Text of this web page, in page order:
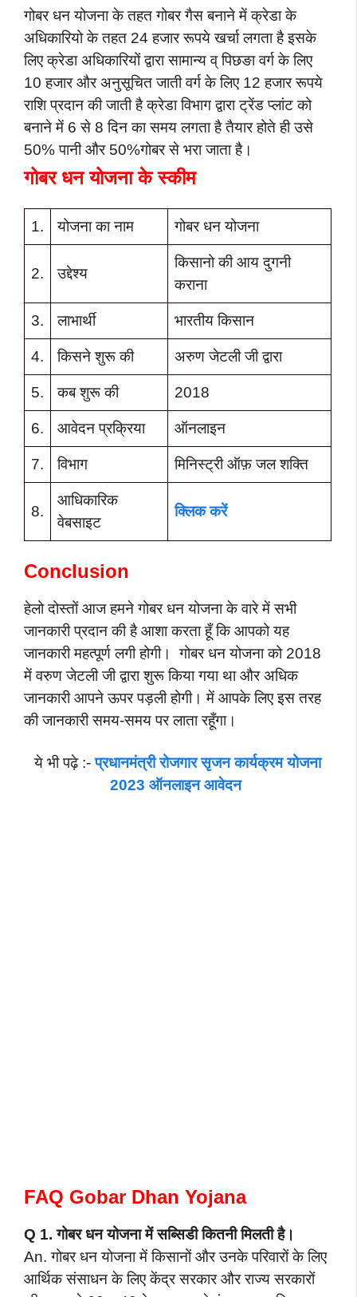
गोबर धन योजना के तहत गोबर गैस बनाने में क्रेडा के
अधिकारियो के तहत 24 हजार रूपये खर्चा लगता है इसके
लिए क्रेडा अधिकारियों द्वारा सामान्य व् पिछङा वर्ग के लिए
10 हजार और अनुसूचित जाती वर्ग के लिए 12 हजार रूपये
राशि प्रदान की जाती है क्रेडा विभाग द्वारा ट्रेंड प्लांट को
बनाने में 6 से 8 दिन का समय लगता है तैयार होते ही उसे
50% पानी और 50%गोबर से भरा जाता है।
गोबर धन योजना के स्कीम
1. योजना का नाम गोबर धन योजना
2. उद्देश्य
किसानो की आय दुगनी
कराना
3. लाभार्थी भारतीय किसान
4. किसने शुरू की अरुण जेटली जी द्वारा
5. कब शुरू की 2018
6. आवेदन प्रक्रिया ऑनलाइन
7. विभाग मिनिस्ट्री ऑफ़ जल शक्ति
8.
आधिकारिक
वेबसाइट
क्लिक करें
Conclusion
हेलो दोस्तों आज हमने गोबर धन योजना के वारे में सभी
जानकारी प्रदान की है आशा करता हूँ कि आपको यह
जानकारी महत्पूर्ण लगी होगी। गोबर धन योजना को 2018
में वरुण जेटली जी द्वारा शुरू किया गया था और अधिक
जानकारी आपने ऊपर पड़ली होगी। में आपके लिए इस तरह
की जानकारी समय-समय पर लाता रहूँगा।
ये भी पढ़े :-प्रधानमंत्री रोजगार सृजन कार्यक्रम योजना
2023 ऑनलाइन आवेदन
FAQ Gobar Dhan Yojana
Q 1. गोबर धन योजना में सब्सिडी कितनी मिलती है।
An. गोबर धन योजना में किसानों और उनके परिवारों के लिए
आर्थिक संसाधन के लिए केंद्र सरकार और राज्य सरकारों